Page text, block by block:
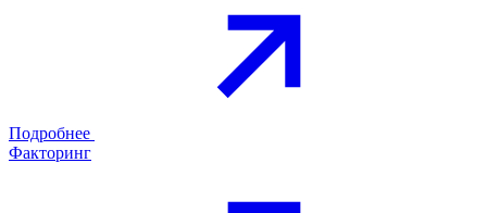
Подробнее
Факторинг